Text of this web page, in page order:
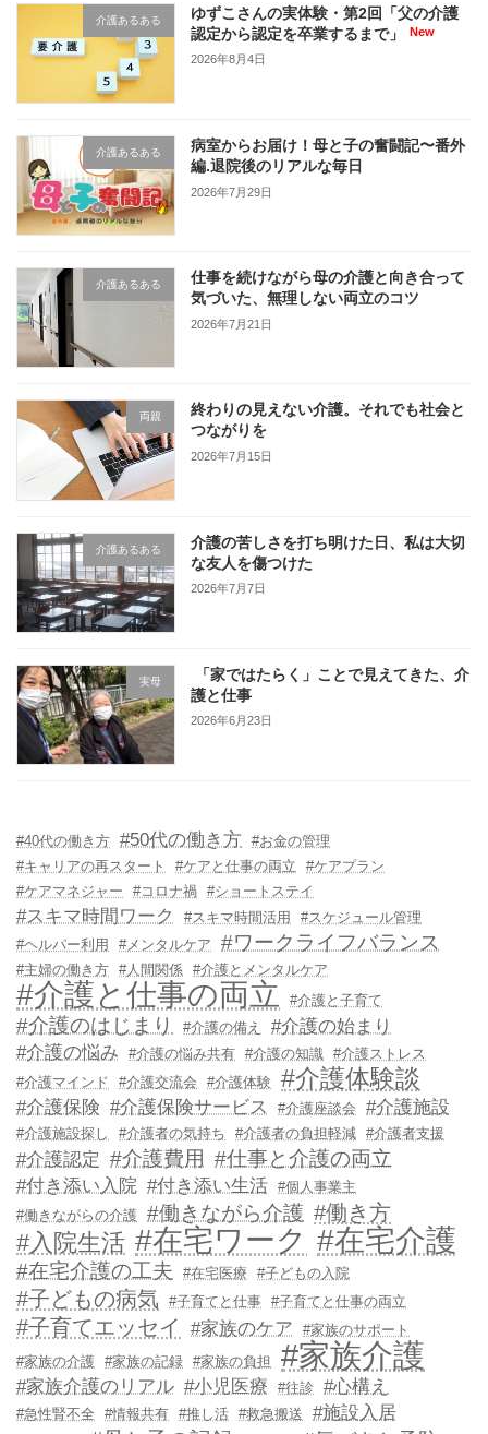
介護あるある
ゆずこさんの実体験・第2回「父の介護
認定から認定を卒業するまで」
2026年8月4日
介護あるある
病室からお届け！母と子の奮闘記〜番外
編.退院後のリアルな毎日
2026年7月29日
介護あるある
仕事を続けながら母の介護と向き合って
気づいた、無理しない両立のコツ
2026年7月21日
両親
終わりの見えない介護。それでも社会と
つながりを
2026年7月15日
介護あるある
介護の苦しさを打ち明けた日、私は大切
な友人を傷つけた
2026年7月7日
実母
「家ではたらく」ことで見えてきた、介
護と仕事
2026年6月23日
#40代の働き方 #50代の働き方 #お金の管理
#キャリアの再スタート
#ケアと仕事の両立
#ケアプラン
#ケアマネジャー
#コロナ禍 #ショートステイ
#スキマ時間ワーク #スキマ時間活用
#スケジュール管理
#ヘルパー利用
#メンタルケア #ワークライフバランス
#主婦の働き方 #人間関係 #介護とメンタルケア
#介護と仕事の両立 #介護と子育て
#介護のはじまり #介護の備え
#介護の始まり
#介護の悩み
#介護の悩み共有 #介護の知識
#介護ストレス
#介護マインド
#介護交流会 #介護体験 #介護体験談
#介護保険 #介護保険サービス #介護座談会 #介護施設
#介護施設探し #介護者の気持ち #介護者の負担軽減 #介護者支援
#介護認定 #介護費用 #仕事と介護の両立
#付き添い入院 #付き添い生活 #個人事業主
#働きながらの介護 #働きながら介護 #働き方
#入院生活 #在宅ワーク #在宅介護
#在宅介護の工夫 #在宅医療 #子どもの入院
#子どもの病気 #子育てと仕事 #子育てと仕事の両立
#子育てエッセイ #家族のケア
#家族のサポート
#家族の介護 #家族の記録 #家族の負担 #家族介護
#家族介護のリアル #小児医療 #往診 #心構え
#急性腎不全 #情報共有 #推し活 #救急搬送 #施設入居